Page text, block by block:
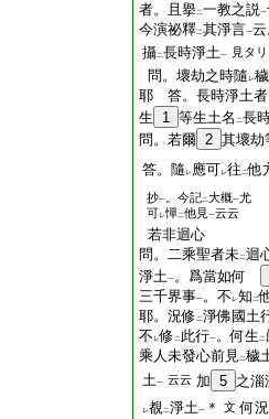
者。且擧二一教之説一
今演祕釋二其淨言一
攝二長時淨土一 見タリ
問。壞劫之時隨 レ
耶 答。長時淨土者
生
1 等生土名 二長
問。若爾 2 其壞劫
答。隨 レ應可レ往 二他
抄一 。今記二大概一尤
可レ憚二他見 一云云
若非迴心
問。二乘聖者未二迴
淨土一。爲當如何
三千界事一。不 レ知 二
耶。況修 二淨佛國土
不 レ修 二 此行一。何生 二
乘人未發心前見二穢
土一 云云 加 5 之淄
レ覩二淨土一 ＊ 文 何